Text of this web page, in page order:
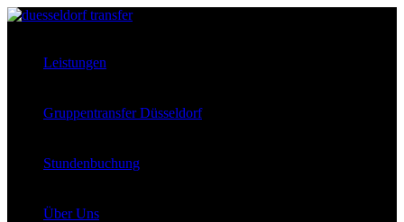
Leistungen
Gruppentransfer Düsseldorf
Stundenbuchung
Über Uns